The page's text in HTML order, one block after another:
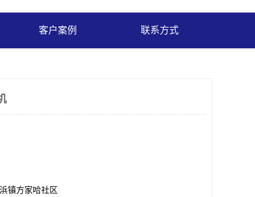
客户案例 联系方式
镇方家哈社区